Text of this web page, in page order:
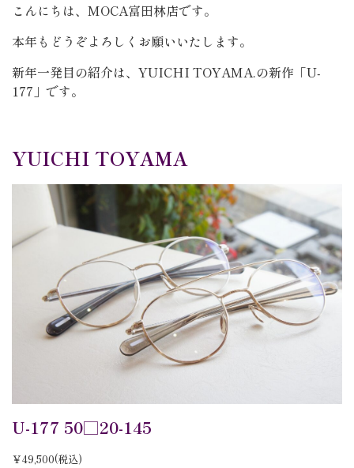
こんにちは、MOCA富田林店です。
本年もどうぞよろしくお願いいたします。
新年一発目の紹介は、YUICHI TOYAMA.の新作「U-
177」です。
YUICHI TOYAMA
U-177 50□20-145
￥49,500(税込)